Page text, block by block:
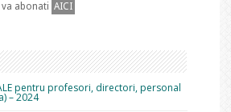
abonati AICI
pentru profesori, directori, personal
– 2024